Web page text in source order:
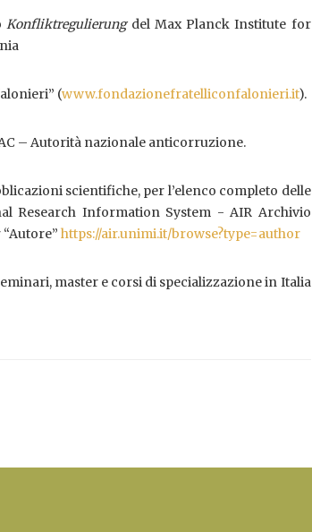
Konfliktregulierungdel Max Planck Institute for
(www.fondazionefratelliconfalonieri.it).
– Autorità nazionale anticorruzione.
scientifiche, per l’elenco completo delle
Research Information System - AIR Archivio
https://air.unimi.it/browse?type=author
master e corsi di specializzazione in Italia